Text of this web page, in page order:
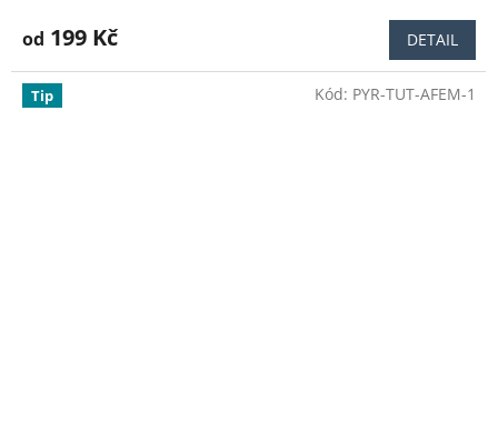
produktu
4,0
od 199 Kč DETAIL
Tip Kód: PYR-TUT-AFEM-1